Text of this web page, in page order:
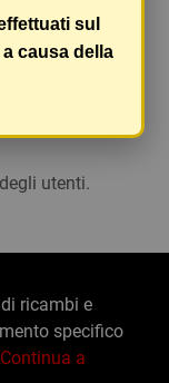
utenti.
sul
causa della
ricambi e
specifico
a